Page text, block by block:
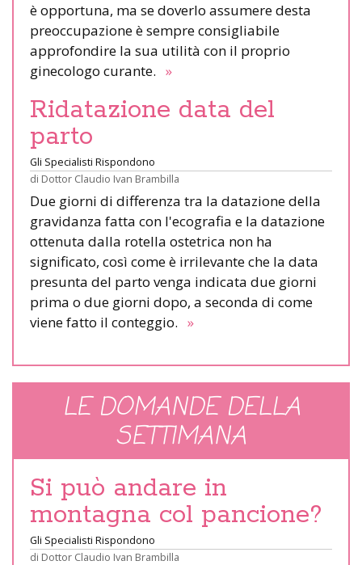
è opportuna, ma se doverlo assumere desta
preoccupazione è sempre consigliabile
approfondire la sua utilità con il proprio
ginecologo curante. »
Ridatazione data del
parto
Gli Specialisti Rispondono
di Dottor Claudio Ivan Brambilla
Due giorni di differenza tra la datazione della
gravidanza fatta con l'ecografia e la datazione
ottenuta dalla rotella ostetrica non ha
significato, così come è irrilevante che la data
presunta del parto venga indicata due giorni
prima o due giorni dopo, a seconda di come
viene fatto il conteggio. »
LE DOMANDE DELLA
SETTIMANA
Si può andare in
montagna col pancione?
Gli Specialisti Rispondono
di Dottor Claudio Ivan Brambilla